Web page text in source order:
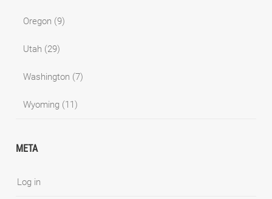
Oregon (9)
Utah (29)
Washington (7)
Wyoming (11)
META
Log in